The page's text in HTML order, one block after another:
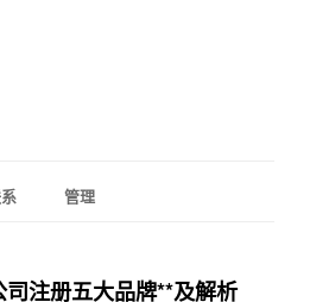
管理
注册五大品牌**及解析